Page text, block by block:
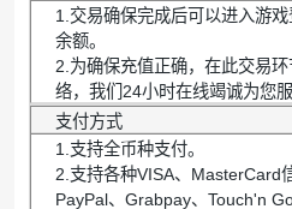
1.交易确保完成后可以进入游
余额。
2.为确保充值正确，在此交易
络，我们24小时在线竭诚为您服
支付方式
1.支持全币种支付。
2.支持各种VISA、MasterCard
PayPal、Grabpay、Touch'n